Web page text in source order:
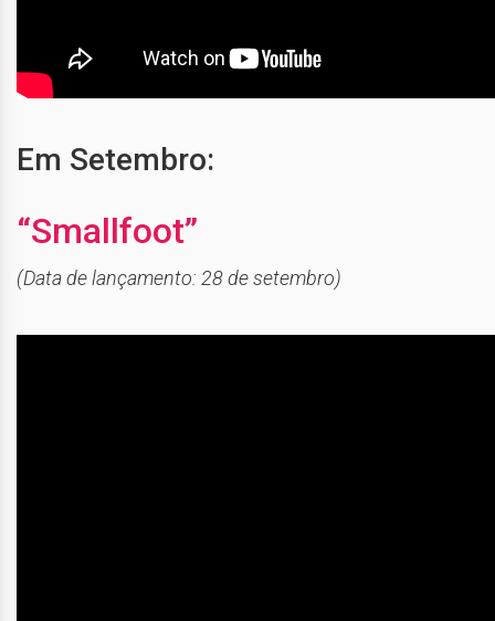
Em Setembro:
“Smallfoot”
(Data de lançamento: 28 de setembro)